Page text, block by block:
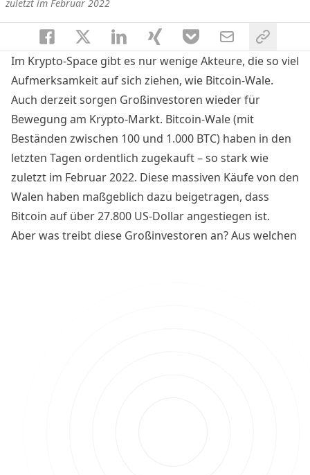
zuletzt im Februar 2022
Im Krypto-Space gibt es nur wenige Akteure, die so viel
Aufmerksamkeit auf sich ziehen, wie Bitcoin-Wale.
Auch derzeit sorgen Großinvestoren wieder für
Bewegung am Krypto-Markt. Bitcoin-Wale (mit
Beständen zwischen 100 und 1.000 BTC) haben in den
letzten Tagen ordentlich zugekauft – so stark wie
zuletzt im Februar 2022. Diese massiven Käufe von den
Walen haben maßgeblich dazu beigetragen, dass
Bitcoin auf über 27.800 US-Dollar angestiegen ist.
Aber was treibt diese Großinvestoren an? Aus welchen